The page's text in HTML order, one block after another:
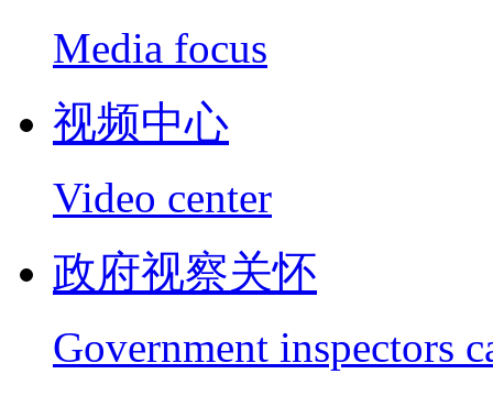
Media focus
视频中心
Video center
政府视察关怀
Government inspectors